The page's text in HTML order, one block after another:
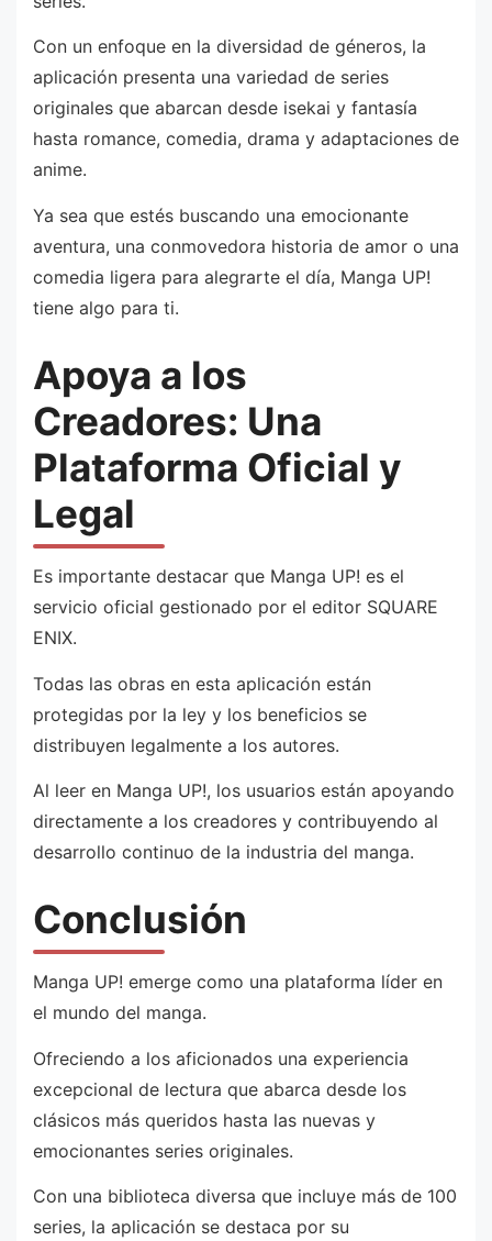
Con un enfoque en la diversidad de géneros, la
aplicación presenta una variedad de series
originales que abarcan desde isekai y fantasía
hasta romance, comedia, drama y adaptaciones de
anime.
Ya sea que estés buscando una emocionante
aventura, una conmovedora historia de amor o una
comedia ligera para alegrarte el día, Manga UP!
tiene algo para ti.
Apoya a los
Creadores: Una
Plataforma Oficial y
Legal
Es importante destacar que Manga UP! es el
servicio oficial gestionado por el editor SQUARE
ENIX.
Todas las obras en esta aplicación están
protegidas por la ley y los beneficios se
distribuyen legalmente a los autores.
Al leer en Manga UP!, los usuarios están apoyando
directamente a los creadores y contribuyendo al
desarrollo continuo de la industria del manga.
Conclusión
Manga UP! emerge como una plataforma líder en
el mundo del manga.
Ofreciendo a los aficionados una experiencia
excepcional de lectura que abarca desde los
clásicos más queridos hasta las nuevas y
emocionantes series originales.
Con una biblioteca diversa que incluye más de 100
series, la aplicación se destaca por su